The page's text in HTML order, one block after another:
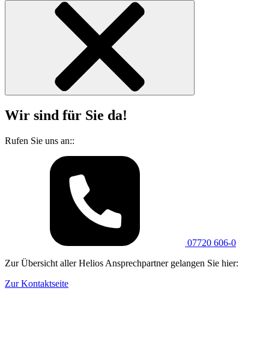
Wir sind für Sie da!
Rufen Sie uns an::
07720 606-0
Zur Übersicht aller Helios Ansprechpartner gelangen Sie hier:
Zur Kontaktseite